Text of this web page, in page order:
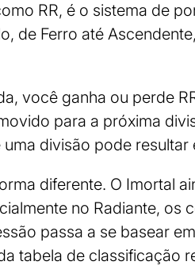
RR, é o sistema de
de Ferro até
você ganha ou perde
para a próxima
divisão pode resultar
diferente. O Imortal
no Radiante, os
passa a se basear
tabela de classificação